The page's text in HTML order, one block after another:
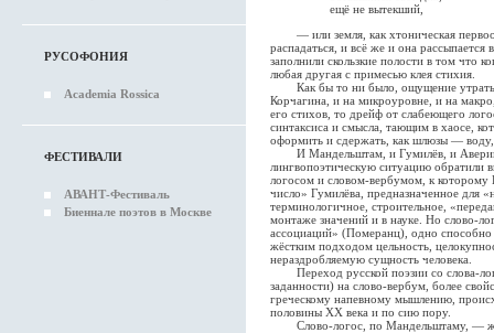
РУСОФОНИЯ
Academia Rossica
ФЕСТИВАЛИ
АВАНТ-Фестиваль
Биеннале поэтов в Москве
ещё не вытекший,
— или земля, как хтоническая
распадаться, и всё же и она
заполнили скользкие полости в том что
любая другая с примесью клея стихия.
Как бы то ни было, ощущение утраты
Корчагина, и на микроуровне, и на
его стихов, то дрейф от слабеющего
синтаксиса и смысла, тающим в хаосе,
оформить и сдержать, как шлюзы —
И Мандельштам, и Гумилёв, и
лингвопоэтическую ситуацию обратили
логосом и словом-вербумом, к
число» Гумилёва, предназначенное для
терминологичное, строительное,
монтаже значений и в науке. Но слово-
ассоциаций» (Померанц), одно
жёстким подходом цельность,
нераздробляемую сущность человека.
Переход русской поэзии со слова-
заданности) на слово-вербум, более
греческому напевному мышлению,
половины XX века и по сию пору.
Слово-логос, по Мандельштаму, —